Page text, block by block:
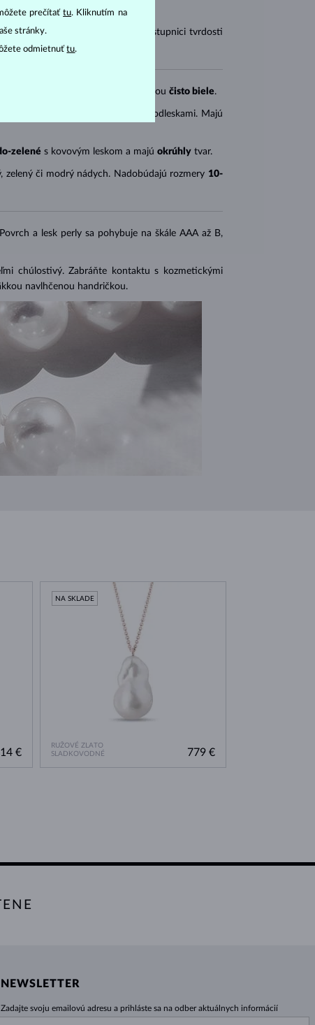
lastúrnikov. Na Mohsovej stupnici tvrdosti
). Sladkovodné perly sú väčšinou čisto biele.
s teplými odleskami. Majú
zelené s kovovým leskom a majú okrúhly tvar.
zelený či modrý nádych. Nadobúdajú rozmery 10-
a lesk perly sa pohybuje na škále AAA až B,
chúlostivý. Zabráňte kontaktu s kozmetickými
navlhčenou handričkou.
€
RUŽOVÉ ZLATO
SLADKOVODNÉ
NA SKLADE
779 €
NEWSLETTER
Zadajte svoju emailovú adresu a prihláste sa na odber aktuálnych informácií
prečítaťtu. Kliknutím na
stránky.
odmietnuťtu.